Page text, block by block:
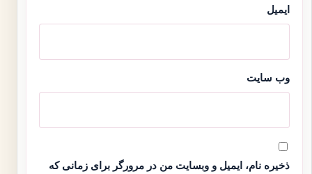
ایمیل
وب‌ سایت
ذخیره نام، ایمیل و وبسایت من در مرورگر برای زمانی که